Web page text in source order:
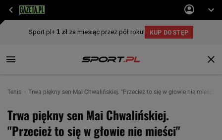
Tenis Trwa piękny sen Mai Chwalińskiej. "Przecież to się w głowie nie mieści"
Trwa piękny sen Mai Chwalińskiej.
"Przecież to się w głowie nie mieści"